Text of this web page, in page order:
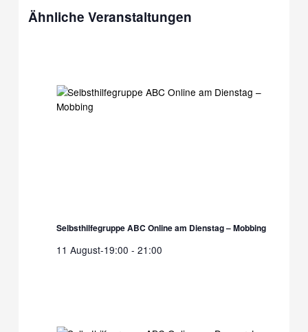
Ähnliche Veranstaltungen
Selbsthilfegruppe ABC Online am Dienstag – Mobbing
11 August-19:00 - 21:00